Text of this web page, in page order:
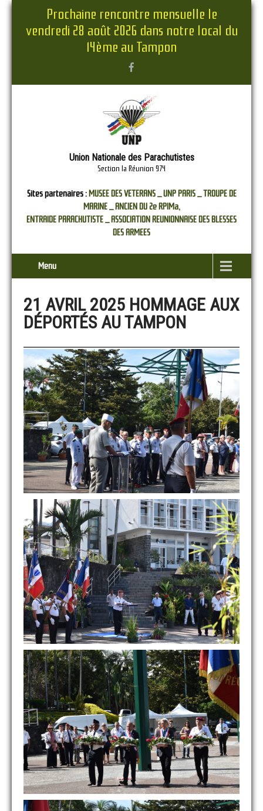
Prochaine rencontre mensuelle le
vendredi 28 août 2026 dans notre local du
14ème au Tampon
Union Nationale des Parachutistes
Section la Réunion 974
Sites partenaires :MUSEE DES VETERANS _UNP PARIS _TROUPE DE
MARINE _ANCIEN DU 2e RPIMa,
ENTRAIDE PARACHUTISTE _ASSOCIATION REUNIONNAISE DES BLESSES
DES ARMEES
Menu
21 AVRIL 2025 HOMMAGE AUX
DÉPORTÉS AU TAMPON